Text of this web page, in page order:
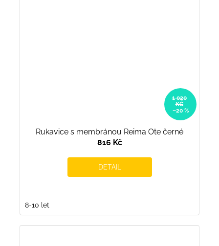
1 020
KČ
–20 %
Rukavice s membránou Reima Ote černé
816 Kč
DETAIL
8-10 let